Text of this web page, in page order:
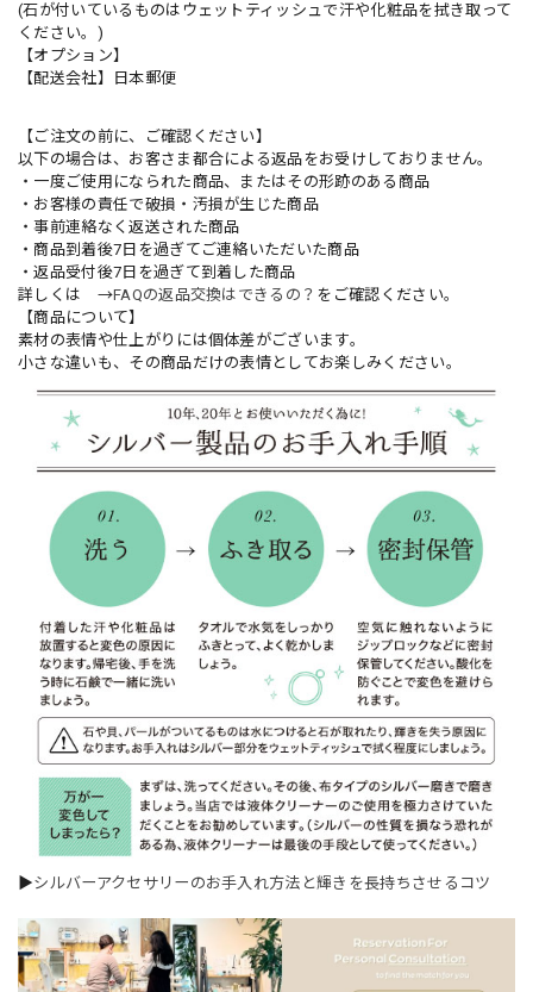
(石が付いているものはウェットティッシュで汗や化粧品を拭き取って
ください。)
【オプション】
【配送会社】日本郵便
【ご注文の前に、ご確認ください】
以下の場合は、お客さま都合による返品をお受けしておりません。
・一度ご使用になられた商品、またはその形跡のある商品
・お客様の責任で破損・汚損が生じた商品
・事前連絡なく返送された商品
・商品到着後7日を過ぎてご連絡いただいた商品
・返品受付後7日を過ぎて到着した商品
詳しくは →FAQの返品交換はできるの？ をご確認ください。
【商品について】
素材の表情や仕上がりには個体差がございます。
小さな違いも、その商品だけの表情としてお楽しみください。
▶シルバーアクセサリーのお手入れ方法と輝きを長持ちさせるコツ